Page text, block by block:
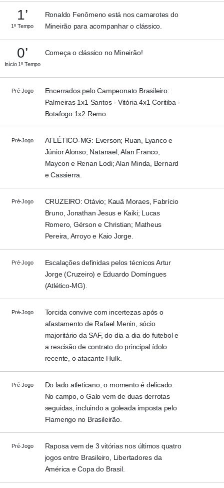
1’
1º Tempo
Ronaldo Fenômeno está nos camarotes do
Mineirão para acompanhar o clássico.
0’
Início 1º Tempo
Começa o clássico no Mineirão!
Pré-Jogo
Encerrados pelo Campeonato Brasileiro:
Palmeiras 1x1 Santos - Vitória 4x1 Coritiba -
Botafogo 1x2 Remo.
Pré-Jogo
ATLÉTICO-MG: Everson; Ruan, Lyanco e
Júnior Alonso; Natanael, Alan Franco,
Maycon e Renan Lodi; Alan Minda, Bernard
e Cassierra.
Pré-Jogo
CRUZEIRO: Otávio; Kauã Moraes, Fabrício
Bruno, Jonathan Jesus e Kaiki; Lucas
Romero, Gérson e Christian; Matheus
Pereira, Arroyo e Kaio Jorge.
Pré-Jogo
Escalações definidas pelos técnicos Artur
Jorge (Cruzeiro) e Eduardo Domíngues
(Atlético-MG).
Pré-Jogo
Torcida convive com incertezas após o
afastamento de Rafael Menin, sócio
majoritário da SAF, do dia a dia do futebol e
a rescisão de contrato do principal ídolo
recente, o atacante Hulk.
Pré-Jogo
Do lado atleticano, o momento é delicado.
No campo, o Galo vem de duas derrotas
seguidas, incluindo a goleada imposta pelo
Flamengo no Brasileirão.
Pré-Jogo
Raposa vem de 3 vitórias nos últimos quatro
jogos entre Brasileiro, Libertadores da
América e Copa do Brasil.